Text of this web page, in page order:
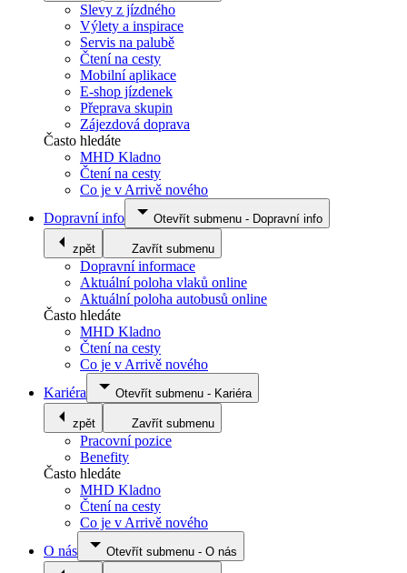
Slevy z jízdného
Výlety a inspirace
Servis na palubě
Čtení na cesty
Mobilní aplikace
E-shop jízdenek
Přeprava skupin
Zájezdová doprava
Často hledáte
MHD Kladno
Čtení na cesty
Co je v Arrivě nového
Dopravní info
Otevřít submenu - Dopravní info
zpět Zavřít submenu
Dopravní informace
Aktuální poloha vlaků online
Aktuální poloha autobusů online
Často hledáte
MHD Kladno
Čtení na cesty
Co je v Arrivě nového
Kariéra
Otevřít submenu - Kariéra
zpět Zavřít submenu
Pracovní pozice
Benefity
Často hledáte
MHD Kladno
Čtení na cesty
Co je v Arrivě nového
O nás
Otevřít submenu - O nás